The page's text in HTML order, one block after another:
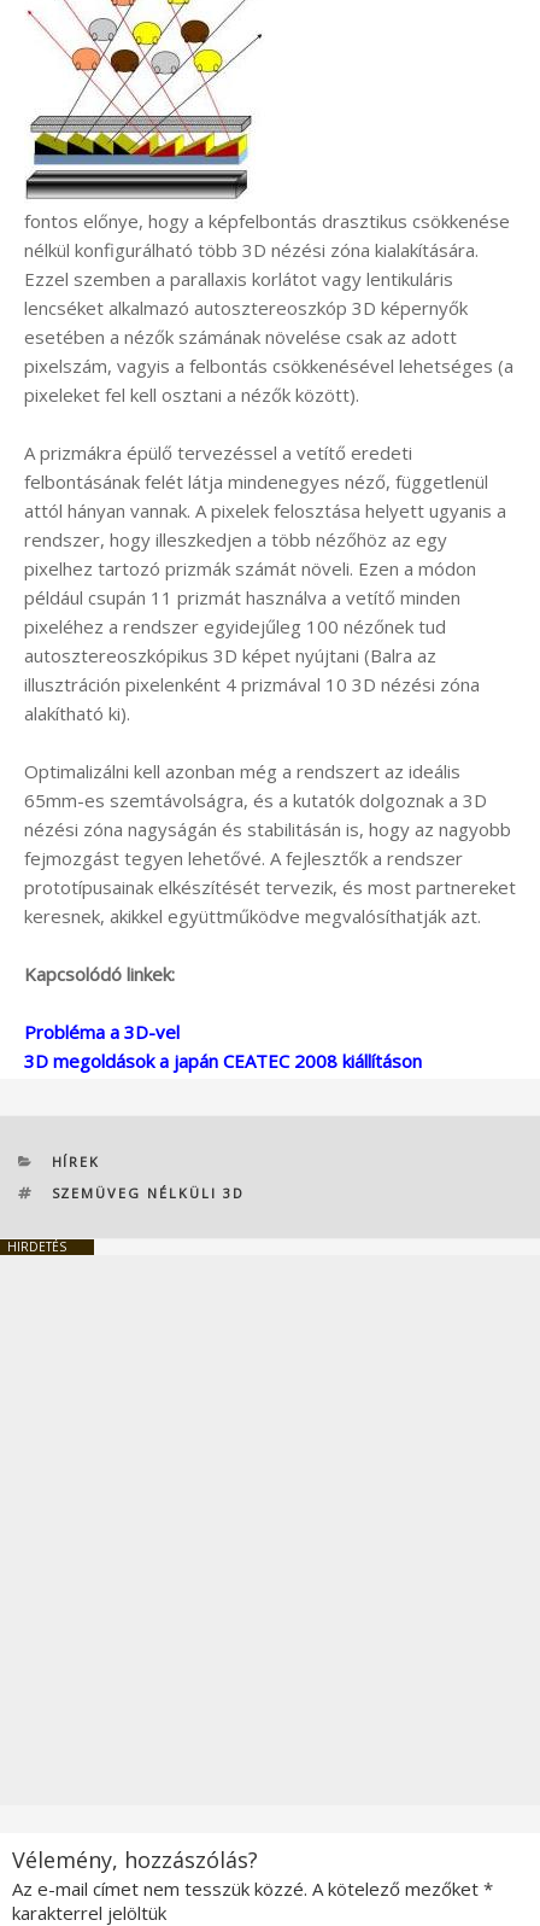
fontos előnye, hogy a képfelbontás drasztikus csökkenése
nélkül konfigurálható több 3D nézési zóna kialakítására.
Ezzel szemben a parallaxis korlátot vagy lentikuláris
lencséket alkalmazó autosztereoszkóp 3D képernyők
esetében a nézők számának növelése csak az adott
pixelszám, vagyis a felbontás csökkenésével lehetséges (a
pixeleket fel kell osztani a nézők között).
A prizmákra épülő tervezéssel a vetítő eredeti
felbontásának felét látja mindenegyes néző, függetlenül
attól hányan vannak. A pixelek felosztása helyett ugyanis a
rendszer, hogy illeszkedjen a több nézőhöz az egy
pixelhez tartozó prizmák számát növeli. Ezen a módon
például csupán 11 prizmát használva a vetítő minden
pixeléhez a rendszer egyidejűleg 100 nézőnek tud
autosztereoszkópikus 3D képet nyújtani (Balra az
illusztráción pixelenként 4 prizmával 10 3D nézési zóna
alakítható ki).
Optimalizálni kell azonban még a rendszert az ideális
65mm-es szemtávolságra, és a kutatók dolgoznak a 3D
nézési zóna nagyságán és stabilitásán is, hogy az nagyobb
fejmozgást tegyen lehetővé. A fejlesztők a rendszer
prototípusainak elkészítését tervezik, és most partnereket
keresnek, akikkel együttműködve megvalósíthatják azt.
Kapcsolódó linkek:
Probléma a 3D-vel
3D megoldások a japán CEATEC 2008 kiállításon
KATEGÓRIÁK
HÍREK
CÍMKÉK
SZEMÜVEG NÉLKÜLI 3D
HIRDETÉS
Vélemény, hozzászólás?
Az e-mail címet nem tesszük közzé. A kötelező mezőket *
karakterrel jelöltük